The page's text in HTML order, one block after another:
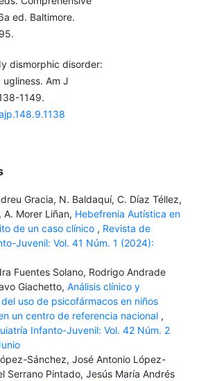
ed. Baltimore.
dismorphic disorder:
Am J
1149.
Gracia, N. Baldaquí, C. Díaz Téllez,
A. Morer Liñan, Hebefrenia Autística en
de un caso clínico , Revista de
Juvenil: Vol. 41 Núm. 1 (2024):
Fuentes Solano, Rodrigo Andrade
Giachetto, Análisis clínico y
uso de psicofármacos en niños
un centro de referencia nacional ,
Infanto-Juvenil: Vol. 42 Núm. 2
Sánchez, José Antonio López-
Serrano Pintado, Jesús María Andrés